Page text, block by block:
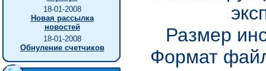
18-01-2008
Новая рассылка
новостей
18-01-2008
Обнуление счетчиков
Размер
Формат